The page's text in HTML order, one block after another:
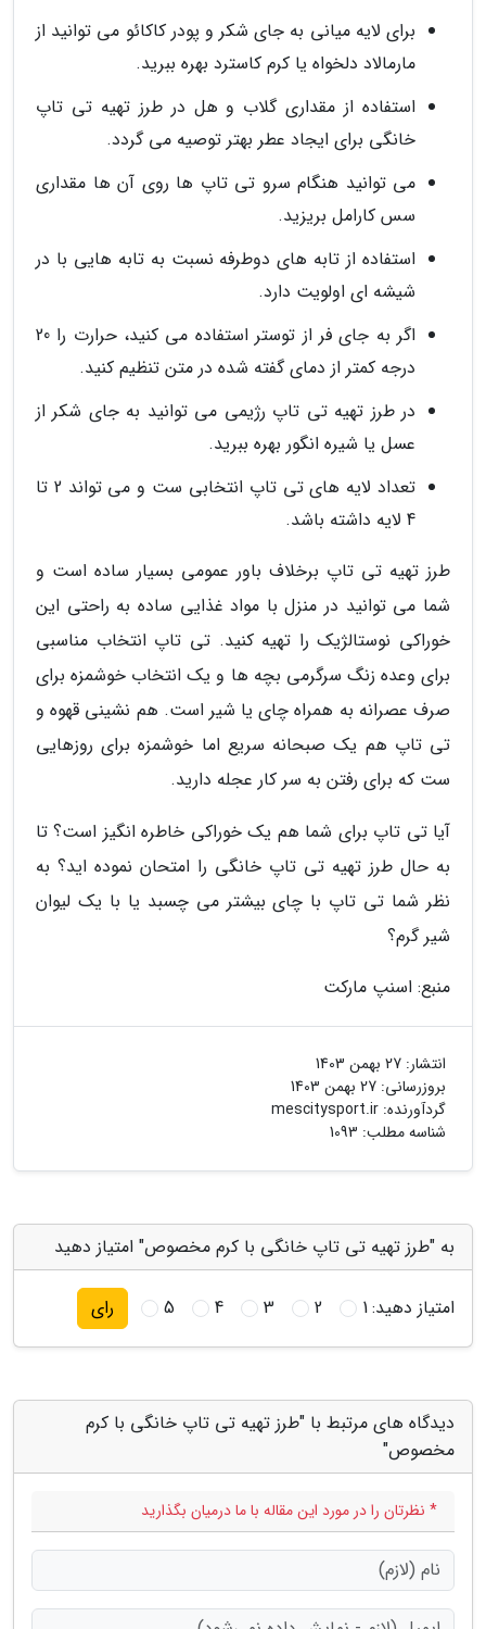
برای لایه میانی به جای شکر و پودر کاکائو می توانید از
مارمالاد دلخواه یا کرم کاسترد بهره ببرید.
استفاده از مقداری گلاب و هل در طرز تهیه تی تاپ
خانگی برای ایجاد عطر بهتر توصیه می گردد.
می توانید هنگام سرو تی تاپ ها روی آن ها مقداری
سس کارامل بریزید.
استفاده از تابه های دوطرفه نسبت به تابه هایی با در
شیشه ای اولویت دارد.
اگر به جای فر از توستر استفاده می کنید، حرارت را 20
درجه کمتر از دمای گفته شده در متن تنظیم کنید.
در طرز تهیه تی تاپ رژیمی می توانید به جای شکر از
عسل یا شیره انگور بهره ببرید.
تعداد لایه های تی تاپ انتخابی ست و می تواند 2 تا
4 لایه داشته باشد.
طرز تهیه تی تاپ برخلاف باور عمومی بسیار ساده است و
شما می توانید در منزل با مواد غذایی ساده به راحتی این
خوراکی نوستالژیک را تهیه کنید. تی تاپ انتخاب مناسبی
برای وعده زنگ سرگرمی بچه ها و یک انتخاب خوشمزه برای
صرف عصرانه به همراه چای یا شیر است. هم نشینی قهوه و
تی تاپ هم یک صبحانه سریع اما خوشمزه برای روزهایی
ست که برای رفتن به سر کار عجله دارید.
آیا تی تاپ برای شما هم یک خوراکی خاطره انگیز است؟ تا
به حال طرز تهیه تی تاپ خانگی را امتحان نموده اید؟ به
نظر شما تی تاپ با چای بیشتر می چسبد یا با یک لیوان
شیر گرم؟
منبع: اسنپ مارکت
انتشار: 27 بهمن 1403
بروزرسانی: 27 بهمن 1403
گردآورنده: mescitysport.ir
شناسه مطلب: 1093
به "طرز تهیه تی تاپ خانگی با کرم مخصوص" امتیاز دهید
امتیاز دهید:1
2
3
4
5 رای
دیدگاه های مرتبط با "طرز تهیه تی تاپ خانگی با کرم
مخصوص"
* نظرتان را در مورد این مقاله با ما درمیان بگذارید